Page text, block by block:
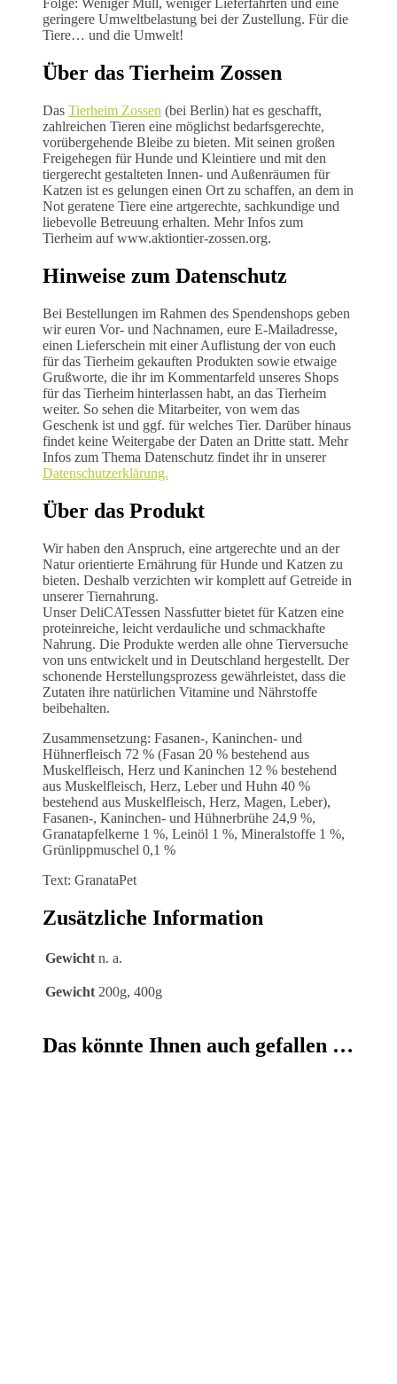
Folge: Weniger Müll, weniger Lieferfahrten und eine
geringere Umweltbelastung bei der Zustellung. Für die
Tiere… und die Umwelt!
Über das Tierheim Zossen
Das Tierheim Zossen (bei Berlin) hat es geschafft,
zahlreichen Tieren eine möglichst bedarfsgerechte,
vorübergehende Bleibe zu bieten. Mit seinen großen
Freigehegen für Hunde und Kleintiere und mit den
tiergerecht gestalteten Innen- und Außenräumen für
Katzen ist es gelungen einen Ort zu schaffen, an dem in
Not geratene Tiere eine artgerechte, sachkundige und
liebevolle Betreuung erhalten. Mehr Infos zum
Tierheim auf www.aktiontier-zossen.org.
Hinweise zum Datenschutz
Bei Bestellungen im Rahmen des Spendenshops geben
wir euren Vor- und Nachnamen, eure E-Mailadresse,
einen Lieferschein mit einer Auflistung der von euch
für das Tierheim gekauften Produkten sowie etwaige
Grußworte, die ihr im Kommentarfeld unseres Shops
für das Tierheim hinterlassen habt, an das Tierheim
weiter. So sehen die Mitarbeiter, von wem das
Geschenk ist und ggf. für welches Tier. Darüber hinaus
findet keine Weitergabe der Daten an Dritte statt. Mehr
Infos zum Thema Datenschutz findet ihr in unserer
Datenschutzerklärung.
Über das Produkt
Wir haben den Anspruch, eine artgerechte und an der
Natur orientierte Ernährung für Hunde und Katzen zu
bieten. Deshalb verzichten wir komplett auf Getreide in
unserer Tiernahrung.
Unser DeliCATessen Nassfutter bietet für Katzen eine
proteinreiche, leicht verdauliche und schmackhafte
Nahrung. Die Produkte werden alle ohne Tierversuche
von uns entwickelt und in Deutschland hergestellt. Der
schonende Herstellungsprozess gewährleistet, dass die
Zutaten ihre natürlichen Vitamine und Nährstoffe
beibehalten.
Zusammensetzung: Fasanen-, Kaninchen- und
Hühnerfleisch 72 % (Fasan 20 % bestehend aus
Muskelfleisch, Herz und Kaninchen 12 % bestehend
aus Muskelfleisch, Herz, Leber und Huhn 40 %
bestehend aus Muskelfleisch, Herz, Magen, Leber),
Fasanen-, Kaninchen- und Hühnerbrühe 24,9 %,
Granatapfelkerne 1 %, Leinöl 1 %, Mineralstoffe 1 %,
Grünlippmuschel 0,1 %
Text: GranataPet
Zusätzliche Information
Gewicht n. a.
Gewicht 200g, 400g
Das könnte Ihnen auch gefallen …